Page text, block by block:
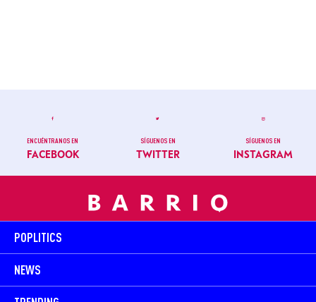
ENCUÉNTRANOS EN
FACEBOOK
SÍGUENOS EN
TWITTER
SÍGUENOS EN
INSTAGRAM
POPLITICS
NEWS